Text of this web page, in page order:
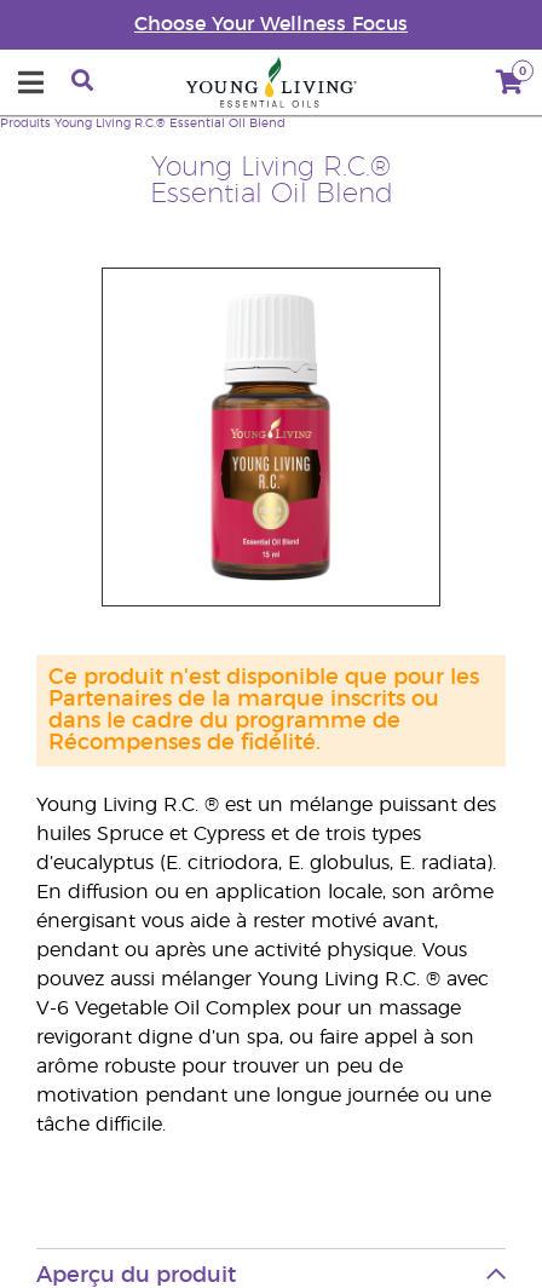
Choose Your Wellness Focus
0
Young Living R.C.®
Essential Oil Blend
Produits Young Living R.C.® Essential Oil Blend
Young Living R.C. ® est un mélange puissant des
huiles Spruce et Cypress et de trois types
d’eucalyptus (E. citriodora, E. globulus, E. radiata).
En diffusion ou en application locale, son arôme
énergisant vous aide à rester motivé avant,
pendant ou après une activité physique. Vous
pouvez aussi mélanger Young Living R.C. ® avec
V-6 Vegetable Oil Complex pour un massage
revigorant digne d’un spa, ou faire appel à son
arôme robuste pour trouver un peu de
motivation pendant une longue journée ou une
tâche difficile.
Ce produit n'est disponible que pour les
Partenaires de la marque inscrits ou
dans le cadre du programme de
Récompenses de fidélité.
Aperçu du produit